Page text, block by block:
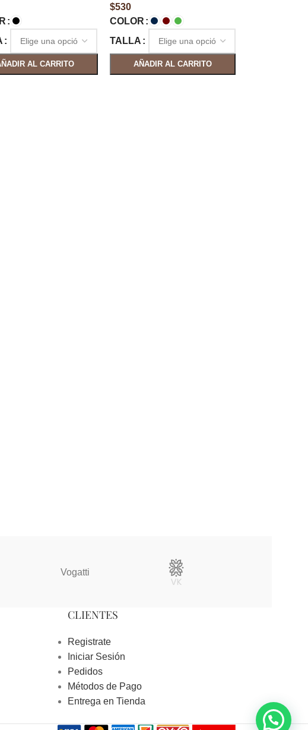
AL CARRITO
$530
COLOR
TALLA
AÑADIR AL CARRITO
Vogatti
CLIENTES
Registrate
Iniciar Sesión
Pedidos
Métodos de Pago
Entrega en Tienda